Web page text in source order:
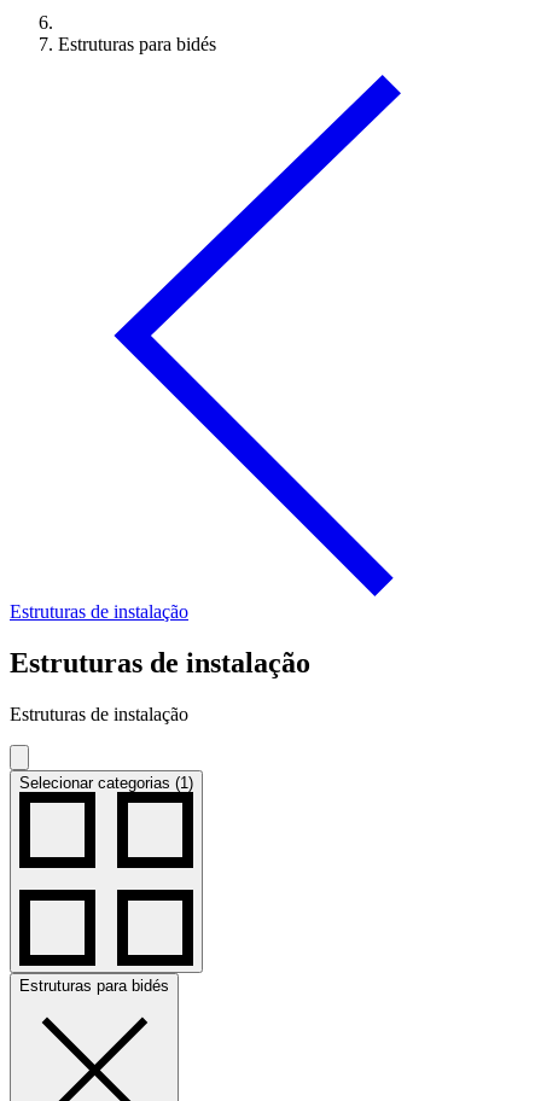
Estruturas para bidés
Estruturas de instalação
Estruturas de instalação
Estruturas de instalação
Selecionar categorias (1)
Estruturas para bidés